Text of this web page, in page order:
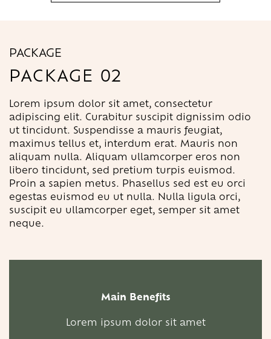
PACKAGE
PACKAGE 02
Lorem ipsum dolor sit amet, consectetur
adipiscing elit. Curabitur suscipit dignissim odio
ut tincidunt. Suspendisse a mauris feugiat,
maximus tellus et, interdum erat. Mauris non
aliquam nulla. Aliquam ullamcorper eros non
libero tincidunt, sed pretium turpis euismod.
Proin a sapien metus. Phasellus sed est eu orci
egestas euismod eu ut nulla. Nulla ligula orci,
suscipit eu ullamcorper eget, semper sit amet
neque.
Main Benefits
Lorem ipsum dolor sit amet